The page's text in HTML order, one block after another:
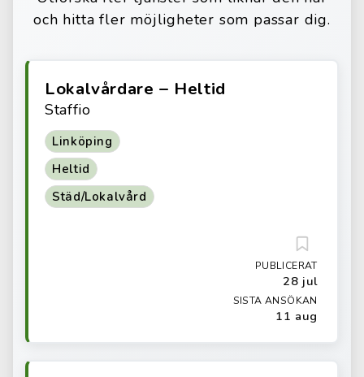
och hitta fler möjligheter som passar dig.
Lokalvårdare – Heltid
Staffio
Linköping
Heltid
Städ/Lokalvård
PUBLICERAT
28 jul
SISTA ANSÖKAN
11 aug